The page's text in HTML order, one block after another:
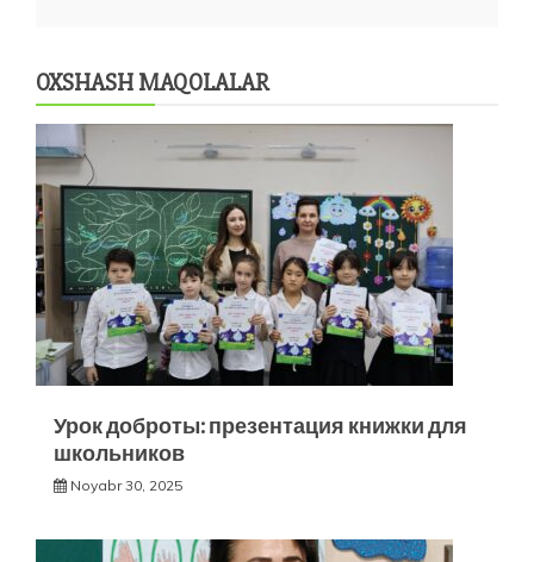
OXSHASH MAQOLALAR
Урок доброты: презентация книжки для
школьников
Noyabr 30, 2025